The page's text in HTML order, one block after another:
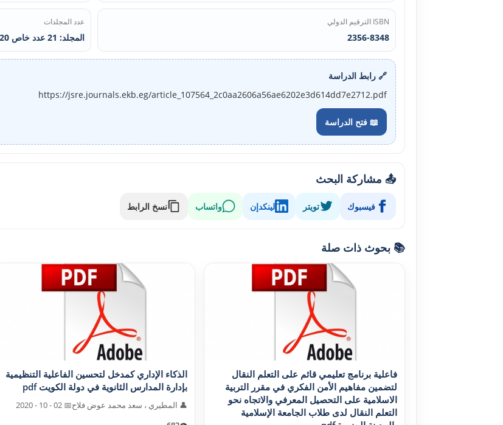
ISBN الترقيم الدولي
2356-8348
عدد المجلدات
المجلد: 21 عدد خاص 2020 (المؤتمر الدولی الرابع)
🔗 رابط الدراسة
https://jsre.journals.ekb.eg/article_107564_2c0aa2606a56ae6202e3d614dd7e2712.pdf
📖 فتح الدراسة
📤 مشاركة البحث
فيسبوك تويتر لينكدإن واتساب نسخ الرابط
📚 بحوث ذات صلة
فاعلية برنامج تعليمي قائم على التعلم النقال
لتضمين مفاهيم الأمن الفکري في مقرر التربية
الاسلامية على التحصيل المعرفي والاتجاه نحو
التعلم النقال لدى طلاب الجامعة الإسلامية
الذکاء الإداري کمدخل لتحسين الفاعلية التنظيمية
بإدارة المدارس الثانوية في دولة الکويت pdf
👤 المطيري ، سعد محمد عوض فلاح📅 02 - 10 - 2020